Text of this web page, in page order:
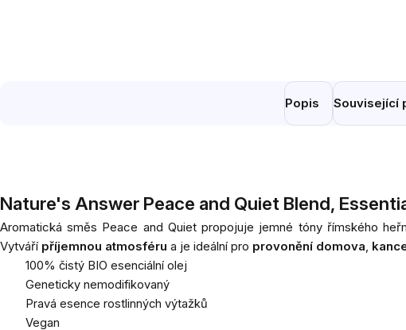
Popis Související
Nature's Answer Peace and Quiet Blend,
Aromatická směs Peace and Quiet propojuje jemné tóny římského
Vytváří příjemnou atmosféru a je ideální pro provonění domova,
100% čistý BIO esenciální olej
Geneticky nemodifikovaný
Pravá esence rostlinných výtažků
Vegan